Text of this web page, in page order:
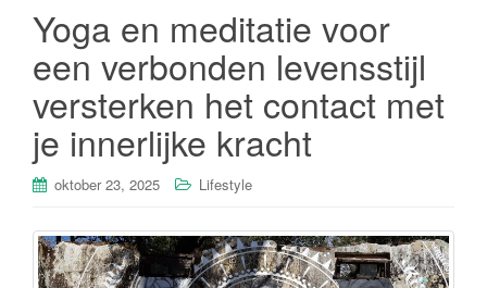
Yoga en meditatie voor
een verbonden levensstijl
versterken het contact met
je innerlijke kracht
oktober 23, 2025 Lifestyle